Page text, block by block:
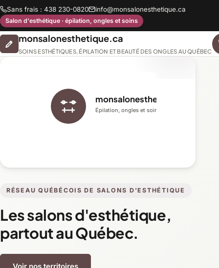
Sans frais : 438 230-0820 info@monsalonesthetique.ca
Salon d'esthétique · épilation, ongles et soins
monsalonesthetique.ca
SOINS ESTHÉTIQUES, ÉPILATION ET BEAUTÉ DES ONGLES AU QUÉBEC
RÉSEAU QUÉBÉCOIS DE SALONS D'ESTHÉTIQUE
Les salons d'esthétique,
partout au Québec.
monsalonesthetique.ca
Épilation, ongles et soins du visage